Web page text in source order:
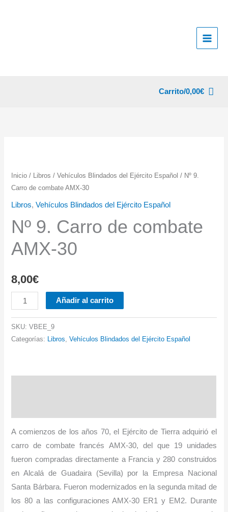
Carrito/0,00€
Inicio / Libros /Vehículos Blindados del Ejército Español / Nº 9.
Carro de combate AMX-30
Libros,Vehículos Blindados del Ejército Español
Nº 9. Carro de combate
AMX-30
8,00€
9.
Carro
de
Añadir al carrito
SKU:VBEE_9
Categorías: Libros,Vehículos Blindados del Ejército Español
A comienzos de los años 70, el Ejército de Tierra adquirió el
carro de combate francés AMX-30, del que 19 unidades
fueron compradas directamente a Francia y 280 construidos
en Alcalá de Guadaira (Sevilla) por la Empresa Nacional
Santa Bárbara. Fueron modernizados en la segunda mitad de
los 80 a las configuraciones AMX-30 ER1 y EM2. Durante